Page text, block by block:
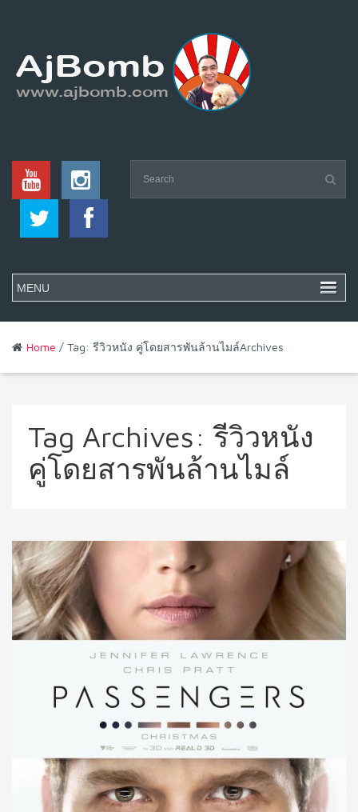
Home / Tag: รีวิวหนัง คู่โดยสารพันล้านไมล์Archives
Tag Archives:รีวิวหนัง
คู่โดยสารพันล้านไมล์